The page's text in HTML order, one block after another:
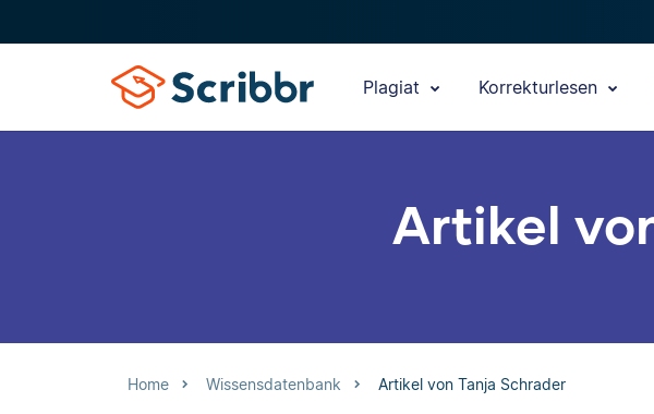
Plagiat Korrekturlesen
Artikel
Home Wissensdatenbank Artikel von Tanja Schrader